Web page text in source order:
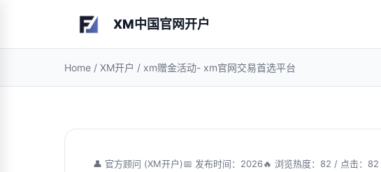
XM中国官网开户
Home / XM开户 / xm赠金活动- xm官网交易首选平台
👤 官方顾问 (XM开户)📅 发布时间：2026🔥 浏览热度：82 / 点击：82